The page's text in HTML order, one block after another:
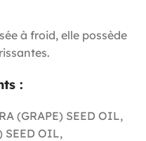
à froid, elle possède
:
(GRAPE) SEED OIL,
SEED OIL,